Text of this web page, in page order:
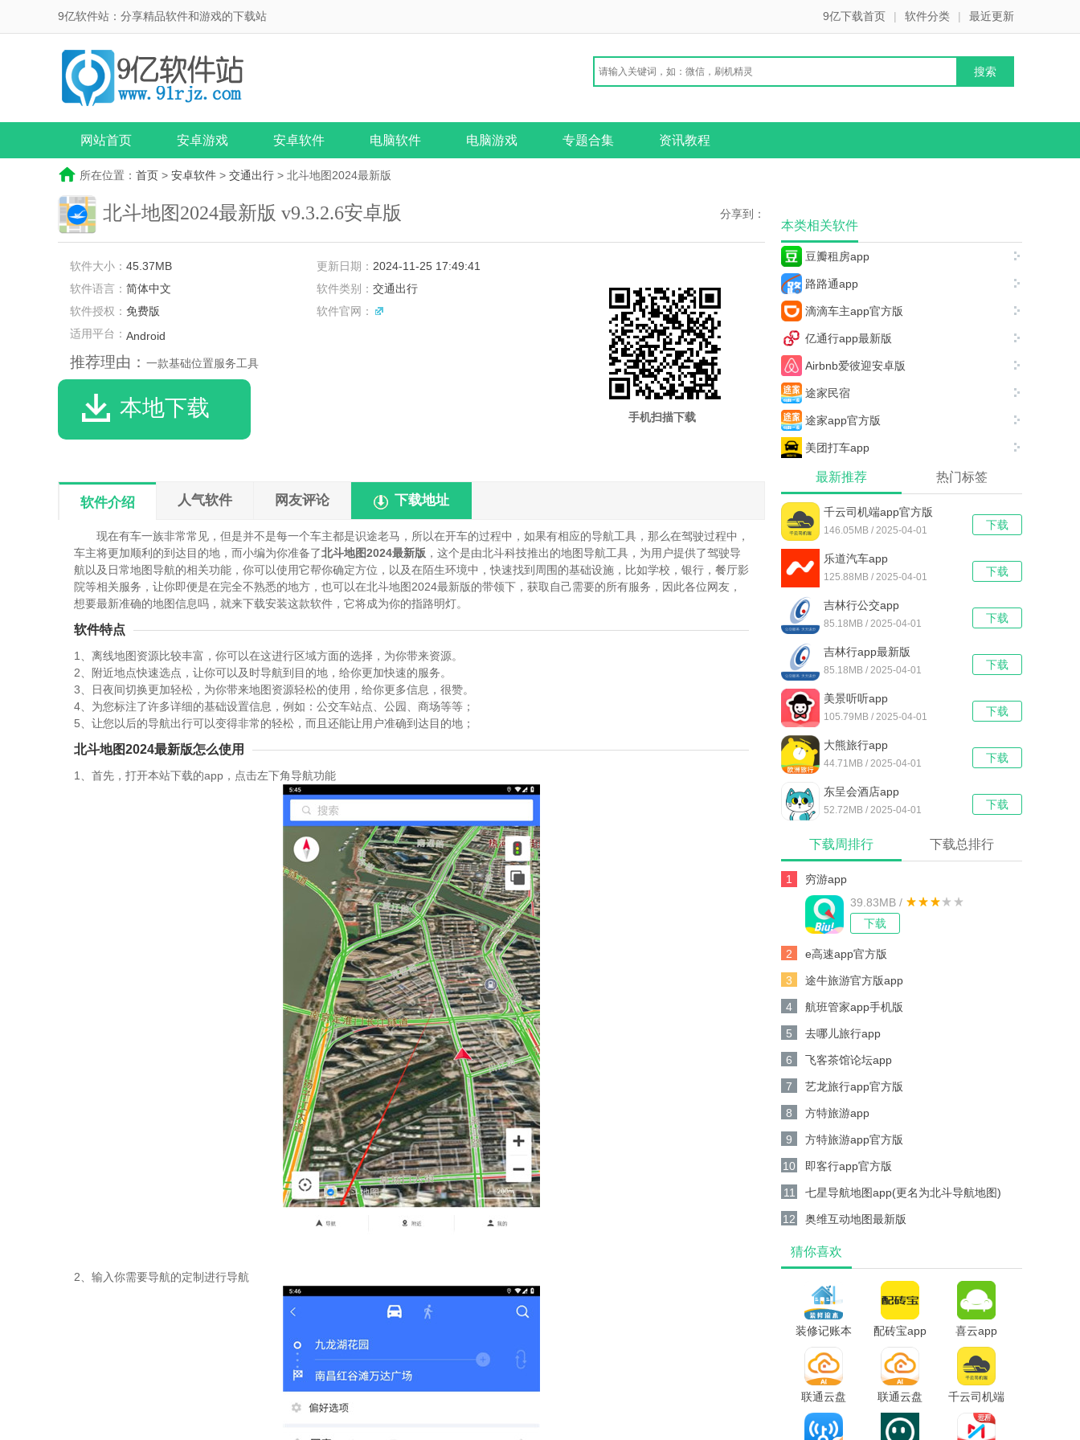
9亿软件站：分享精品软件和游戏的下载站 9亿下载首页 | 软件分类 | 最近更新
网站首页 安卓游戏 安卓软件 电脑软件 电脑游戏 专题合集 资讯教程
所在位置： 首页 > 安卓软件 > 交通出行 > 北斗地图2024最新版
北斗地图2024最新版 v9.3.2.6安卓版 分享到：
软件大小： 45.37MB 更新日期： 2024-11-25 17:49:41
软件语言： 简体中文 软件类别： 交通出行
软件授权： 免费版
软件官网：
适用平台： Android
推荐理由： 一款基础位置服务工具
本地下载 手机扫描下载
软件介绍 人气软件 网友评论 下载地址
现在有车一族非常常见，但是并不是每一个车主都是识途老马，所以在开车的过程中，如果有相应的导航工具，那么在驾驶过程中，
车主将更加顺利的到达目的地，而小编为你准备了北斗地图2024最新版 ，这个是由北斗科技推出的地图导航工具，为用户提供了驾驶导
航以及日常地图导航的相关功能，你可以使用它帮你确定方位，以及在陌生环境中，快速找到周围的基础设施，比如学校，银行，餐厅影
院等相关服务，让你即便是在完全不熟悉的地方，也可以在北斗地图2024最新版的带领下，获取自己需要的所有服务，因此各位网友，
想要最新准确的地图信息吗，就来下载安装这款软件，它将成为你的指路明灯。
软件特点
1、离线地图资源比较丰富，你可以在这进行区域方面的选择，为你带来资源。
2、附近地点快速选点，让你可以及时导航到目的地，给你更加快速的服务。
3、日夜间切换更加轻松，为你带来地图资源轻松的使用，给你更多信息，很赞。
4、为您标注了许多详细的基础设置信息，例如：公交车站点、公园、商场等等；
5、让您以后的导航出行可以变得非常的轻松，而且还能让用户准确到达目的地；
北斗地图2024最新版怎么使用
1、首先，打开本站下载的app，点击左下角导航功能
2、输入你需要导航的定制进行导航
本类相关软件
豆瓣租房app
路路通app
滴滴车主app官方版
亿通行app最新版
Airbnb爱彼迎安卓版
途家民宿
途家app官方版
美团打车app
最新推荐 热门标签
下载
千云司机端app官方版
146.05MB / 2025-04-01
下载
乐道汽车app
125.88MB / 2025-04-01
下载
吉林行公交app
85.18MB / 2025-04-01
下载
吉林行app最新版
85.18MB / 2025-04-01
下载
美景听听app
105.79MB / 2025-04-01
下载
大熊旅行app
44.71MB / 2025-04-01
下载
东呈会酒店app
52.72MB / 2025-04-01
下载周排行 下载总排行
1
穷游app
39.83MB /
下载
2 e高速app官方版
3 途牛旅游官方版app
4 航班管家app手机版
5 去哪儿旅行app
6 飞客茶馆论坛app
7 艺龙旅行app官方版
8 方特旅游app
9 方特旅游app官方版
10 即客行app官方版
11 七星导航地图app(更名为北斗导航地图)
12 奥维互动地图最新版
猜你喜欢
装修记账本
app
配砖宝app 喜云app
联通云盘
app
联通云盘
app最新版
千云司机端
app